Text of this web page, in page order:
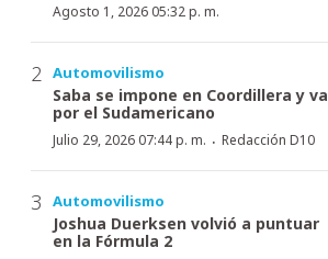
Agosto 1, 2026 05:32 p. m.
Automovilismo
Saba se impone en Coordillera y va
por el Sudamericano
Julio 29, 2026 07:44 p. m. · Redacción D10
Automovilismo
Joshua Duerksen volvió a puntuar
en la Fórmula 2